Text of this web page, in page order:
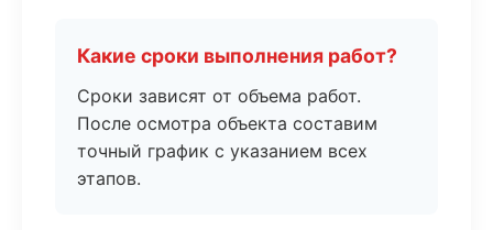
Какие сроки выполнения работ?
Сроки зависят от объема работ.
После осмотра объекта составим
точный график с указанием всех
этапов.